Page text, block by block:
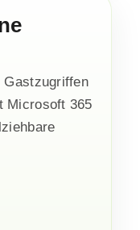
Gastzugriffen
Microsoft 365